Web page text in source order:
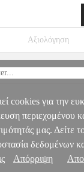
Αξιολόγηση
PER.235926
16.39
cookies για την
περιεχομένου
μας. Δείτε
δεδομένων
Απόρριψη